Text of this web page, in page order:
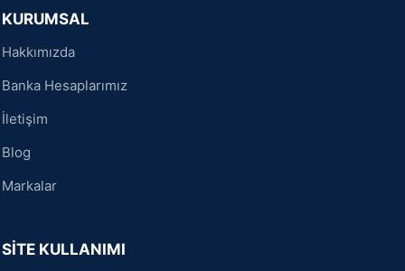
KURUMSAL
Hakkımızda
Banka Hesaplarımız
İletişim
Blog
Markalar
SİTE KULLANIMI